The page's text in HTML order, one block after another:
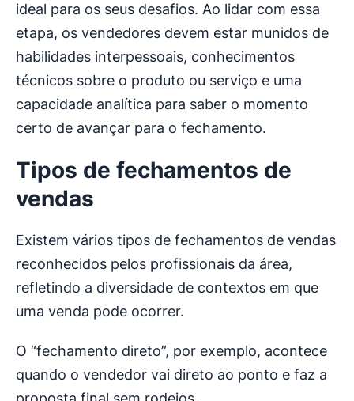
ideal para os seus desafios. Ao lidar com essa
etapa, os vendedores devem estar munidos de
habilidades interpessoais, conhecimentos
técnicos sobre o produto ou serviço e uma
capacidade analítica para saber o momento
certo de avançar para o fechamento.
Tipos de fechamentos de
vendas
Existem vários tipos de fechamentos de vendas
reconhecidos pelos profissionais da área,
refletindo a diversidade de contextos em que
uma venda pode ocorrer.
O “fechamento direto”, por exemplo, acontece
quando o vendedor vai direto ao ponto e faz a